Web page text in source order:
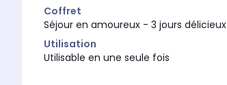
Coffret
Séjour en amoureux - 3 jours délicieux
Utilisation
Utilisable en une seule fois